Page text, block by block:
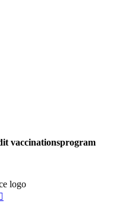
vaccinationsprogram